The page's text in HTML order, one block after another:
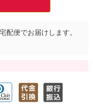
宅配便でお届けします。